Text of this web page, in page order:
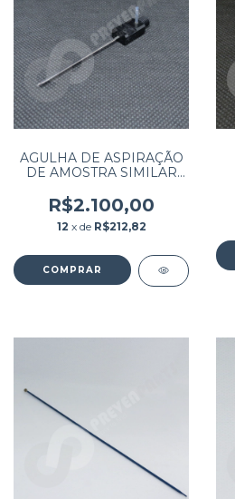
AGULHA DE ASPIRAÇÃO
DE AMOSTRA SIMILAR
R$2.100,00
12 x de R$212,82